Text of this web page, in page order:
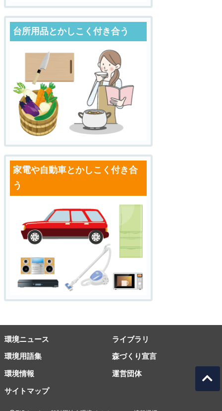
台所用品とかしこく付き合う
家電や自動車とかしこく付き合
う
環境ニュース ライブラリ
環境用語集 森づくり宣言
環境情報
サイトマップ
運営団体